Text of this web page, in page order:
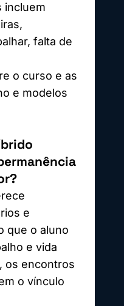
incluem
falta de
o curso e as
e modelos
e
que o aluno
e vida
os encontros
o vínculo